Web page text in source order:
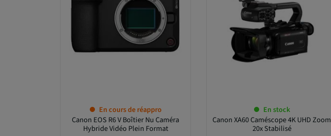
En cours de réappro
Canon EOS R6 V Boîtier Nu Caméra
Hybride Vidéo Plein Format
En stock
Canon XA60 Caméscope 4K UHD Zoom
20x Stabilisé